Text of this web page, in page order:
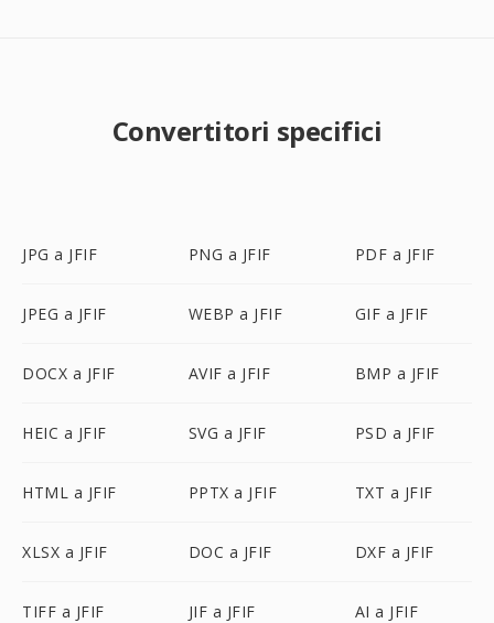
Convertitori specifici
JPG a JFIF PNG a JFIF PDF a JFIF
JPEG a JFIF WEBP a JFIF GIF a JFIF
DOCX a JFIF AVIF a JFIF BMP a JFIF
HEIC a JFIF SVG a JFIF PSD a JFIF
HTML a JFIF PPTX a JFIF TXT a JFIF
XLSX a JFIF DOC a JFIF DXF a JFIF
TIFF a JFIF JIF a JFIF AI a JFIF